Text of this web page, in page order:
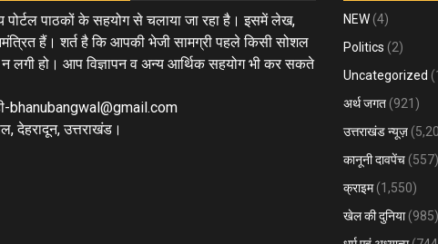
पोर्टल पाठकों के सहयोग से चलाया जा रहा है। इसमें लेख,
हैं। शर्त है कि आपकी भेजी सामग्री पहले किसी सोशल
न लगी हो। आप विज्ञापन व अन्य आर्थिक सहयोग भी कर सकते
bhanubangwal@gmail.com
देहरादून, उत्तराखंड।
NEW (4)
Politics (2)
Uncategorized
अर्थ जगत (921)
उत्तराखंड न्यूज़
कानूनी दावपेंच (557)
क्राइम(1,550)
खेल की दुनिया(985)